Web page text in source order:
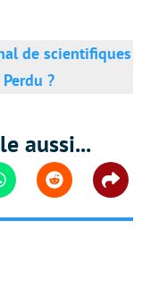
de scientifiques
?
aussi...
Reddit